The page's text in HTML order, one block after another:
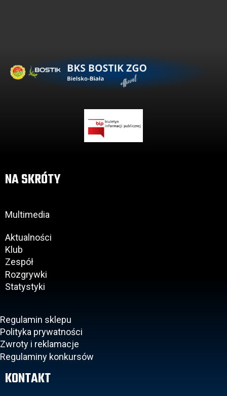
NA SKRÓTY
Multimedia
Aktualności
Klub
Zespół
Rozgrywki
Statystyki
Regulamin sklepu
Polityka prywatności
Zwroty i reklamacje
Regulaminy konkursów
KONTAKT